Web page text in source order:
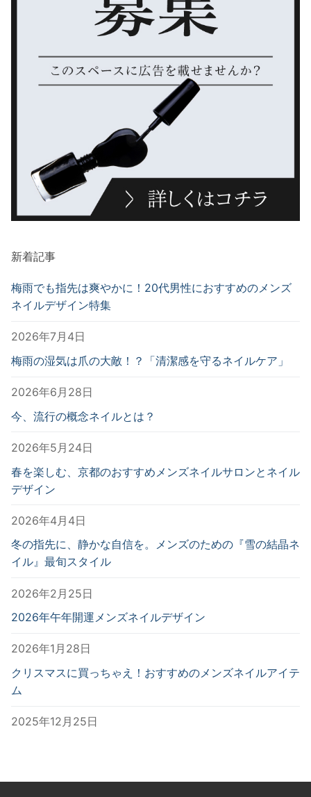
新着記事
梅雨でも指先は爽やかに！20代男性におすすめのメンズ
ネイルデザイン特集
2026年7月4日
梅雨の湿気は爪の大敵！？「清潔感を守るネイルケア」
2026年6月28日
今、流行の概念ネイルとは？
2026年5月24日
春を楽しむ、京都のおすすめメンズネイルサロンとネイル
デザイン
2026年4月4日
冬の指先に、静かな自信を。メンズのための『雪の結晶ネ
イル』最旬スタイル
2026年2月25日
2026年午年開運メンズネイルデザイン
2026年1月28日
クリスマスに買っちゃえ！おすすめのメンズネイルアイテ
ム
2025年12月25日